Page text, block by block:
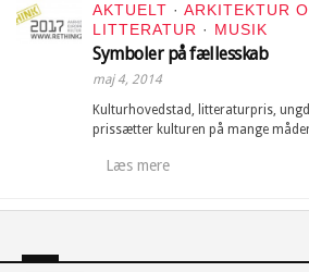
AKTUELT · ARKITEKTUR
LITTERATUR · MUSIK
Symboler på fællesskab
maj 4, 2014
Kulturhovedstad, litteraturpris,
prissætter kulturen på mange
Læs mere